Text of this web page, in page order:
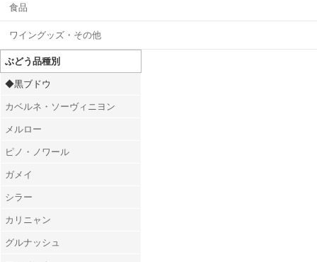
食品
ワイングッズ・その他
ぶどう品種別
◆黒ブドウ
カベルネ・ソーヴィニヨン
メルロー
ピノ・ノワール
ガメイ
シラー
カリニャン
グルナッシュ